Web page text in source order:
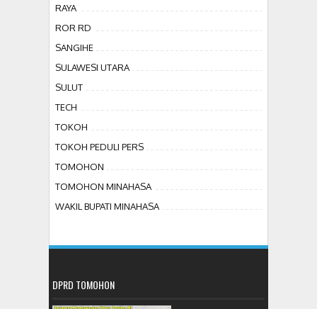
RAYA
ROR RD
SANGIHE
SULAWESI UTARA
SULUT
TECH
TOKOH
TOKOH PEDULI PERS
TOMOHON
TOMOHON MINAHASA
WAKIL BUPATI MINAHASA
DPRD TOMOHON